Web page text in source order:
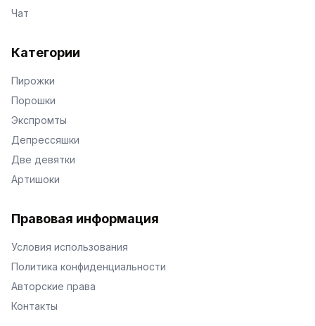
Чат
Категории
Пирожки
Порошки
Экспромты
Депрессяшки
Две девятки
Артишоки
Правовая информация
Условия использования
Политика конфиденциальности
Авторские права
Контакты